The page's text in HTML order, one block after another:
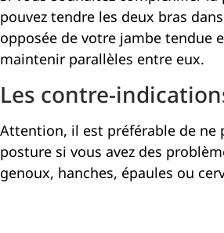
pouvez tendre les deux bras
opposée de votre jambe tendue
maintenir parallèles entre eux.
Les contre-
Attention, il est préférable de ne
posture si vous avez des
genoux, hanches, épaules ou